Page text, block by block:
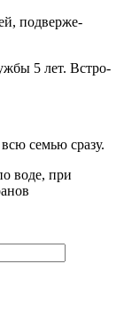
подверже-
5 лет. Встро-
семью сразу.
воде, при